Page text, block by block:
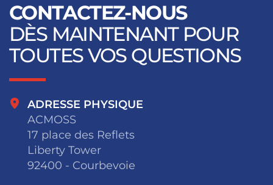
CONTACTEZ-NOUS
DÈS MAINTENANT POUR
TOUTES VOS QUESTIONS
ADRESSE PHYSIQUE
ACMOSS
17 place des Reflets
Liberty Tower
92400 - Courbevoie